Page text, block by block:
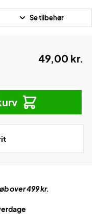
Se tilbehør
49,00 kr.
over 499 kr.